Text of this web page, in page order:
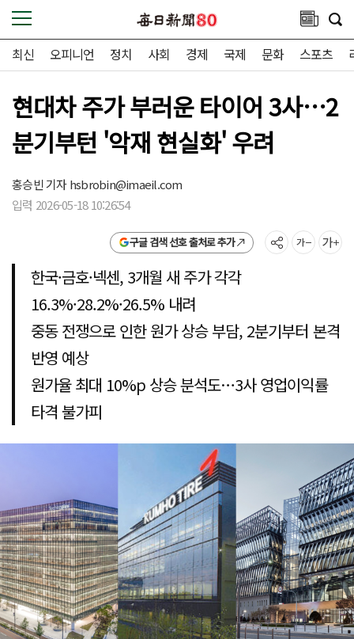
최신 오피니언 정치 사회 경제 국제 문화 스포츠
현대차 주가 부러운 타이어 3사…2
분기부턴 '악재 현실화' 우려
홍승빈 기자hsbrobin@imaeil.com
입력 2026-05-18 10:26:54
구글 검색 선호 출처로 추가
한국·금호·넥센, 3개월 새 주가 각각
16.3%·28.2%·26.5% 내려
중동 전쟁으로 인한 원가 상승 부담, 2분기부터 본격
반영 예상
원가율 최대 10%p 상승 분석도…3사 영업이익률
타격 불가피